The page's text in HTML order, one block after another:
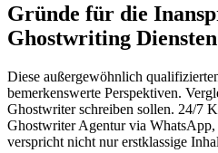
Gründe für die
Ghostwriting Diensten
Diese außergewöhnlich
bemerkenswerte Perspektiven.
Ghostwriter schreiben sollen. 24/7
Ghostwriter Agentur via
verspricht nicht nur erstklassige